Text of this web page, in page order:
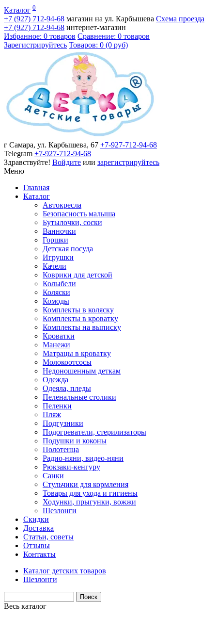
Каталог 0
+7 (927) 712-94-68 магазин на ул. Карбышева Схема проезда
+7 (927) 712-94-68 интернет-магазин
Избранное: 0 товаров Сравнение: 0 товаров
Зарегистрируйтесь Товаров: 0 (0 руб)
г Самара, ул. Карбышева, 67 +7-927-712-94-68
Telegram +7-927-712-94-68
Здравствуйте! Войдите или зарегистрируйтесь
Меню
Главная
Каталог
Автокресла
Безопасность малыша
Бутылочки, соски
Ванночки
Горшки
Детская посуда
Игрушки
Качели
Коврики для детской
Колыбели
Коляски
Комоды
Комплекты в коляску
Комплекты в кроватку
Комплекты на выписку
Кроватки
Манежи
Матрацы в кроватку
Молокоотсосы
Недоношенным деткам
Одежда
Одеяла, пледы
Пеленальные столики
Пеленки
Пляж
Подгузники
Подогреватели, стерилизаторы
Подушки и коконы
Полотенца
Радио-няни, видео-няни
Рюкзаки-кенгуру
Санки
Стульчики для кормления
Товары для ухода и гигиены
Ходунки, прыгунки, вожжи
Шезлонги
Скидки
Доставка
Статьи, советы
Отзывы
Контакты
Каталог детских товаров
Шезлонги
Весь каталог